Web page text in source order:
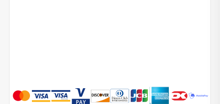
Bastian Viskestykke Abbi,
Hvid/Dream Blue
DKK39,95